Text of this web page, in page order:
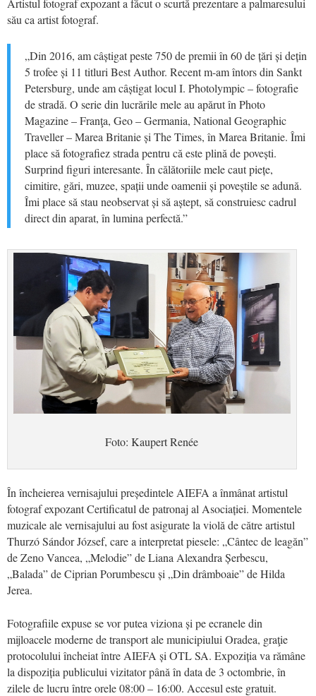
său ca artist fotograf.
„Din 2016, am câștigat peste 750 de premii în 60 de țări și dețin
5 trofee și 11 titluri Best Author. Recent m-am întors din Sankt
Petersburg, unde am câștigat locul I. Photolympic – fotografie
de stradă. O serie din lucrările mele au apărut în Photo
Magazine – Franţa, Geo – Germania, National Geographic
Traveller – Marea Britanie și The Times, în Marea Britanie. Îmi
place să fotografiez strada pentru că este plină de povești.
Surprind figuri interesante. În călătoriile mele caut piețe,
cimitire, gări, muzee, spații unde oamenii și poveștile se adună.
Îmi place să stau neobservat și să aștept, să construiesc cadrul
direct din aparat, în lumina perfectă.”
Foto: Kaupert Renée
În încheierea vernisajului președintele AIEFA a înmânat artistul
fotograf expozant Certificatul de patronaj al Asociației. Momentele
muzicale ale vernisajului au fost asiguratela violă de către artistul
Thurzó Sándor József, care a interpretat piesele: „Cântec de leagăn”
de Zeno Vancea, „Melodie” de Liana Alexandra Șerbescu,
„Balada” de Ciprian Porumbescu și „Din drâmboaie” de Hilda
Jerea.
Fotografiile expuse se vor putea viziona și pe ecranele din
mijloacele moderne de transport ale municipiului Oradea, graţie
protocolului încheiat între AIEFA și OTL SA. Expoziția va rămâne
la dispoziția publicului vizitator până în data de 3 octombrie, în
zilele de lucru între orele 08:00 – 16:00. Accesul este gratuit.